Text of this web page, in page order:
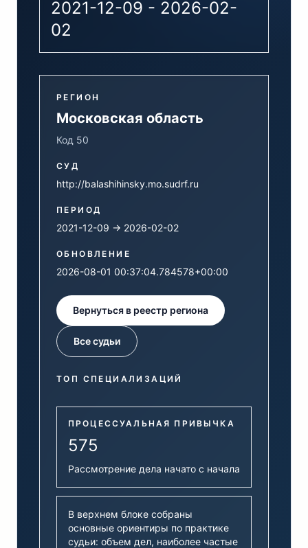
2021-12-09 - 2026-02-
02
РЕГИОН
Московская область
Код 50
СУД
http://balashihinsky.mo.sudrf.ru
ПЕРИОД
2021-12-09 → 2026-02-02
ОБНОВЛЕНИЕ
2026-08-01 00:37:04.784578+00:00
Вернуться в реестр региона
Все судьи
ТОП СПЕЦИАЛИЗАЦИЙ
ПРОЦЕССУАЛЬНАЯ ПРИВЫЧКА
575
Рассмотрение дела начато с начала
В верхнем блоке собраны
основные ориентиры по практике
судьи: объем дел, наиболее частые